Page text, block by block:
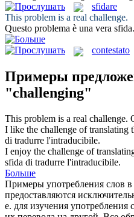
sfidare
This problem is a real challenge.
Questo problema è una vera sfida.
contestato
Примеры
"challenging"
This problem is a real challenge.
I like the challenge of translating
di tradurre l'intraducibile.
I enjoy the challenge of
sfida di tradurre l'intraducibile.
Больше
Примеры употребления слов в
предоставляются
е. для изучения употребления